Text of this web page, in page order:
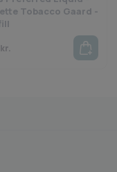
Tobacco Gaard -
kr.